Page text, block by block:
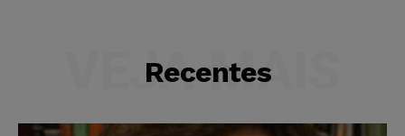
Recentes
VEJA MAIS